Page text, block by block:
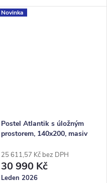
vašem pokoji.
Novinka
Postel Atlantik s úložným
prostorem, 140x200, masiv
25 611,57 Kč bez DPH
30 990 Kč
Leden 2026